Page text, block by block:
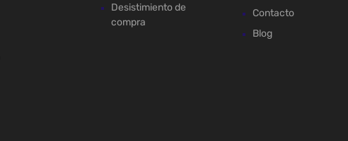
Desistimiento de
compra
Contacto
Blog